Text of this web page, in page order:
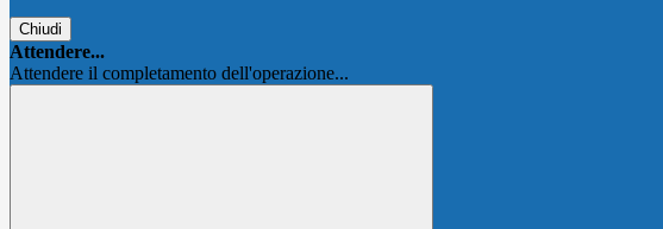
Chiudi
Attendere...
Attendere il completamento dell'operazione...